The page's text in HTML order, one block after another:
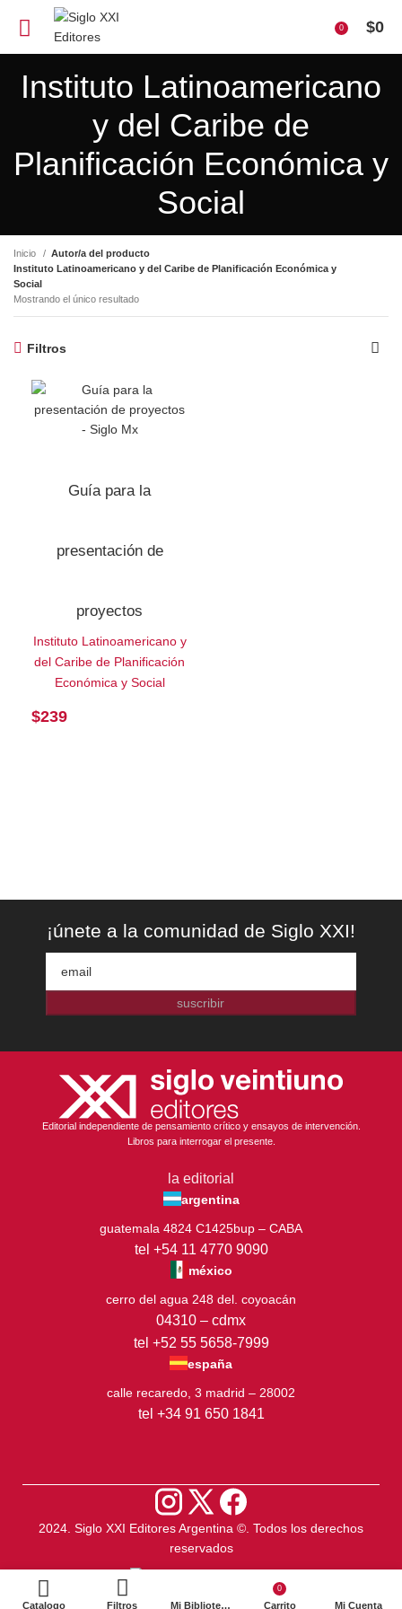
0 $0
Instituto Latinoamericano
y del Caribe de
Planificación Económica y
Social
Inicio
Autor/a del producto
Instituto Latinoamericano y del Caribe de Planificación Económica y
Social
Mostrando el único resultado
Filtros
Guía para la
presentación de
proyectos
Instituto Latinoamericano y
del Caribe de Planificación
Económica y Social
$239
¡únete a la comunidad de Siglo XXI!
suscribir
Editorial independiente de pensamiento crítico y ensayos de intervención.
Libros para interrogar el presente.
la editorial
argentina
guatemala 4824 C1425bup – CABA
tel +54 11 4770 9090
méxico
cerro del agua 248 del. coyoacán
04310 – cdmx
tel +52 55 5658-7999
españa
calle recaredo, 3 madrid – 28002
tel +34 91 650 1841
2024. Siglo XXI Editores Argentina ©️. Todos los derechos
reservados
Catalogo Filtros Mi Biblioteca
0
Carrito Mi Cuenta